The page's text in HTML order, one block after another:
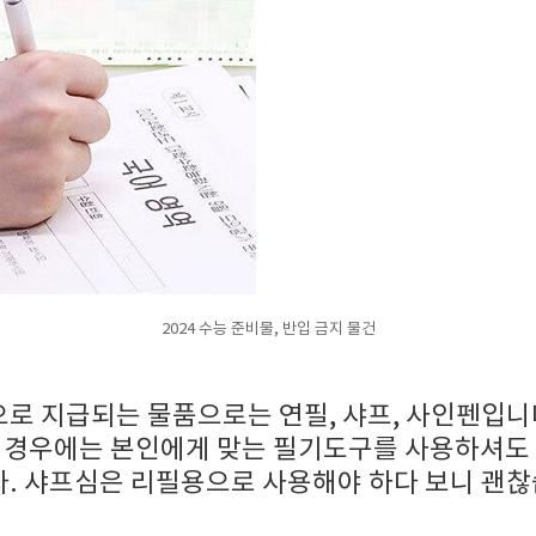
2024 수능 준비물, 반입 금지 물건
지급되는 물품으로는 연필, 샤프, 사인펜입
우에는 본인에게 맞는 필기도구를 사용하셔
. 샤프심은 리필용으로 사용해야 하다 보니 괜